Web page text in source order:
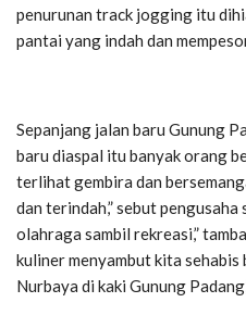
penurunan track jogging itu
pantai yang indah dan
Sepanjang jalan baru Gunung
baru diaspal itu banyak orang
terlihat gembira dan
dan terindah,” sebut pengusaha
olahraga sambil rekreasi,”
kuliner menyambut kita
Nurbaya di kaki Gunung